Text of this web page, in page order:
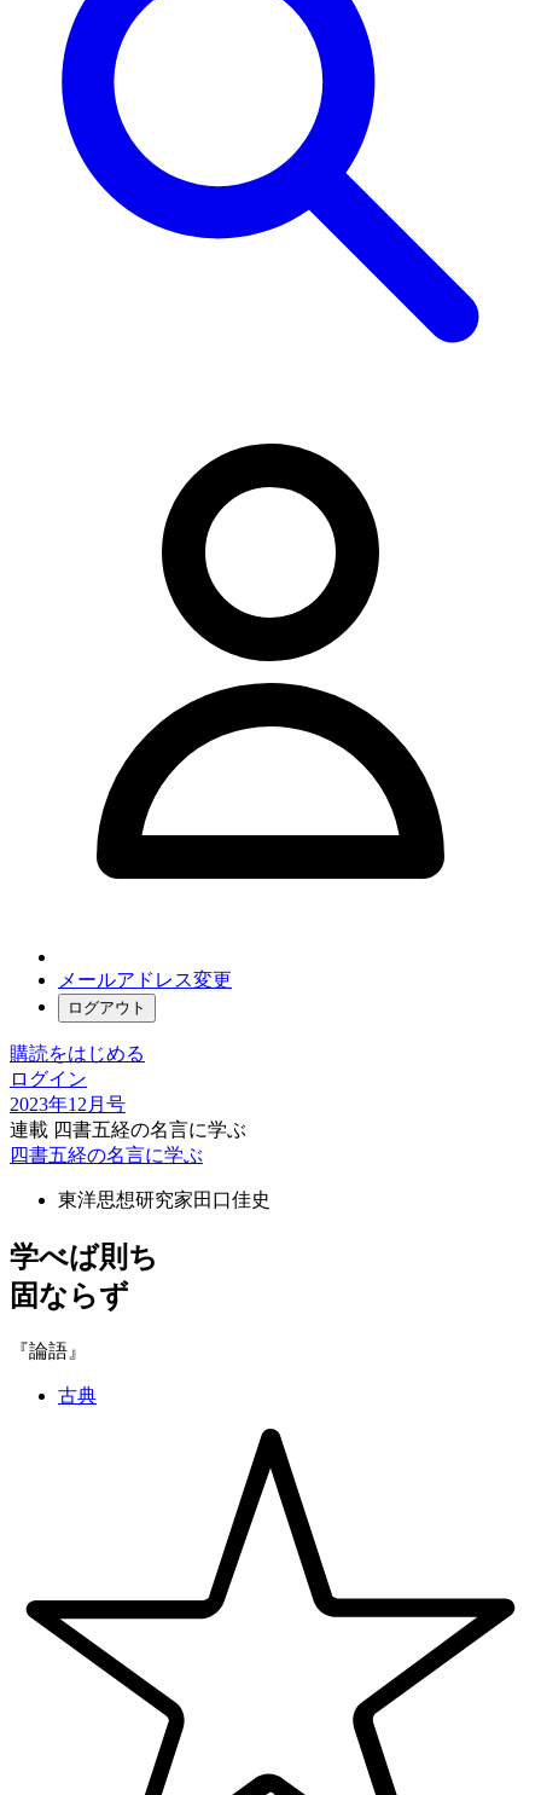
メールアドレス変更
ログアウト
購読をはじめる
ログイン
2023年12月号
連載 四書五経の名言に学ぶ
四書五経の名言に学ぶ
東洋思想研究家田口佳史
学べば則ち
固ならず
『論語』
古典